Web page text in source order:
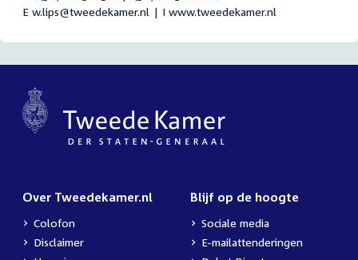
E w.lips@tweedekamer.nl | I www.tweedekamer.nl
Over Tweedekamer.nl
Colofon
Disclaimer
Blijf op de hoogte
Sociale media
E-mailattenderingen